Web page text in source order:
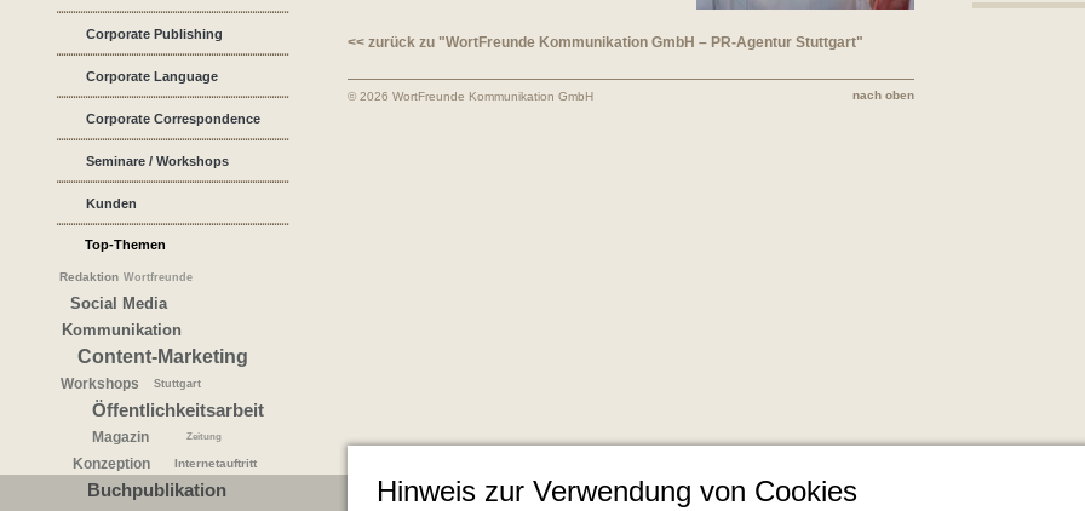
Corporate Publishing
Corporate Language
Corporate Correspondence
Seminare / Workshops
Kunden
Top-Themen
Redaktion Wortfreunde
Social Media
Kommunikation
Content-Marketing
Workshops Stuttgart
Öffentlichkeitsarbeit
Magazin Zeitung
Konzeption Internetauftritt
Buchpublikation
<< zurück zu "WortFreunde Kommunikation GmbH – PR-Agentur Stuttgart"
nach oben
© 2026 WortFreunde Kommunikation GmbH
Hinweis zur Verwendung von Cookies